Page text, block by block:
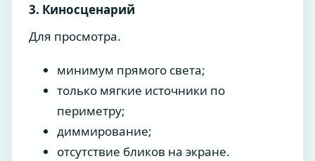
3. Киносценарий
Для просмотра.
минимум прямого света;
только мягкие источники по
периметру;
диммирование;
отсутствие бликов на экране.